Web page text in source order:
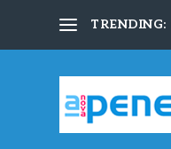
TRENDING: